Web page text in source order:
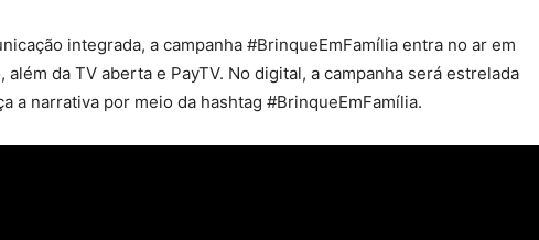
integrada, a campanha #BrinqueEmFamília entra no ar em
da TV aberta e PayTV. No digital, a campanha será estrelada
a narrativa por meio da hashtag #BrinqueEmFamília.